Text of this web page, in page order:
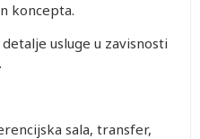
koncepta.
usluge u zavisnosti
sala, transfer,